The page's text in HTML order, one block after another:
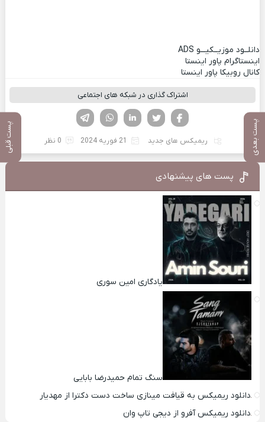
پست بعدی پست قبلی
دانلــود موزیــکیـــو ADS
اینستاگرام پاور اینستا
کانال روبیکا پاور اینستا
اشتراک گذاری در شبکه های اجتماعی
لینکدین تویتر
فیسوک
ریمیکس های جدید 21 فوریه 2024 0 نظر
پست های پیشنهادی
یادگاری امین سوری
سنگ تمام حمیدرضا بابایی
دانلود ریمیکس به قیافت مینازی ساخت دست دکترا از مهدیار
دانلود ریمیکس آفرو از ديجی تاپ وان